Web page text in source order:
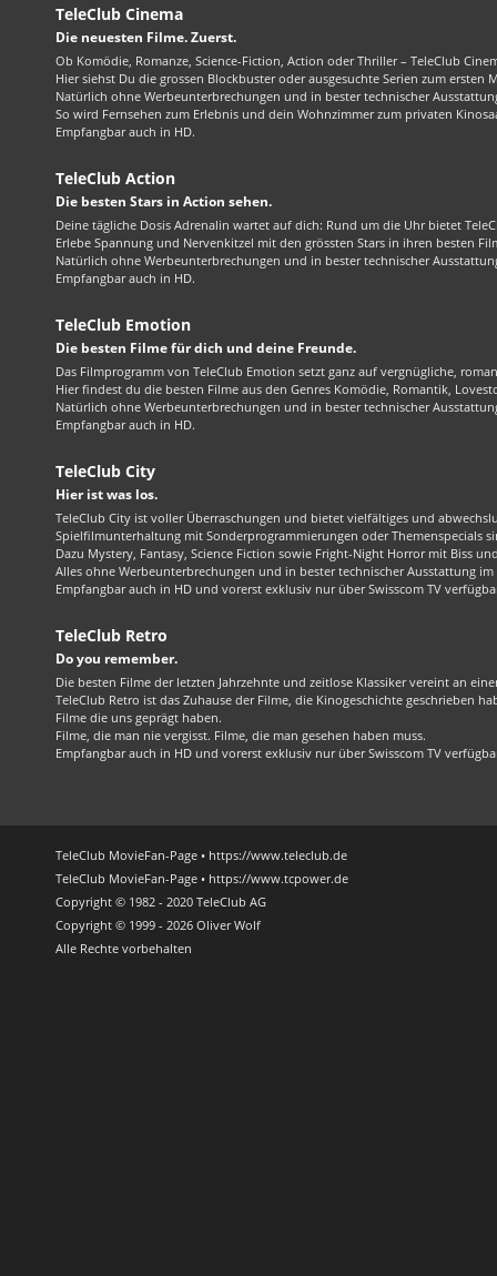
TeleClub Cinema
Die neuesten Filme. Zuerst.
Ob Komödie, Romanze, Science-Fiction, Action oder Thriller – TeleClub
Hier siehst Du die grossen Blockbuster oder ausgesuchte Serien zum ersten
Natürlich ohne Werbeunterbrechungen und in bester technischer
So wird Fernsehen zum Erlebnis und dein Wohnzimmer zum privaten
Empfangbar auch in HD.
TeleClub Action
Die besten Stars in Action sehen.
Deine tägliche Dosis Adrenalin wartet auf dich: Rund um die Uhr bietet
Erlebe Spannung und Nervenkitzel mit den grössten Stars in ihren besten
Natürlich ohne Werbeunterbrechungen und in bester technischer
Empfangbar auch in HD.
TeleClub Emotion
Die besten Filme für dich und deine Freunde.
Das Filmprogramm von TeleClub Emotion setzt ganz auf vergnügliche,
Hier findest du die besten Filme aus den Genres Komödie, Romantik,
Natürlich ohne Werbeunterbrechungen und in bester technischer
Empfangbar auch in HD.
TeleClub City
Hier ist was los.
TeleClub City ist voller Überraschungen und bietet vielfältiges und
Spielfilmunterhaltung mit Sonderprogrammierungen oder Themenspecials
Dazu Mystery, Fantasy, Science Fiction sowie Fright-Night Horror mit Biss
Alles ohne Werbeunterbrechungen und in bester technischer Ausstattung
Empfangbar auch in HD und vorerst exklusiv nur über Swisscom TV
TeleClub Retro
Do you remember.
Die besten Filme der letzten Jahrzehnte und zeitlose Klassiker vereint an
TeleClub Retro ist das Zuhause der Filme, die Kinogeschichte geschrieben
Filme die uns geprägt haben.
Filme, die man nie vergisst. Filme, die man gesehen haben muss.
Empfangbar auch in HD und vorerst exklusiv nur über Swisscom TV
TeleClub MovieFan-Page • https://www.teleclub.de
TeleClub MovieFan-Page • https://www.tcpower.de
Copyright © 1982 - 2020 TeleClub AG
Copyright © 1999 - 2026 Oliver Wolf
Alle Rechte vorbehalten